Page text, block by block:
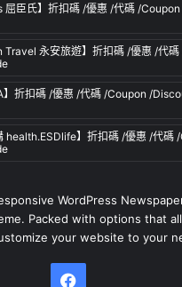
屈臣氏】折扣碼 /優惠 /代碼 /
Travel 永安旅遊】折扣碼 /優惠 /代
】折扣碼 /優惠 /代碼 /Coupon /
health.ESDlife】折扣碼 /優惠 /代碼
WordPress
Packed with options that
your website to your